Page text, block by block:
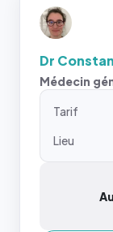
Dr
Médecin
Tarif
Lieu